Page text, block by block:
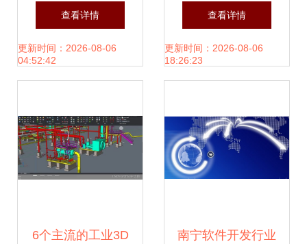
开发包应用与生态
从技术突破到地区
查看详情
更新时间：2026-08-06
04:52:42
广西的软件开发创
新之路
查看详情
更新时间：2026-08-06
18:26:23
6个主流的工业3D 南宁软件开发行业